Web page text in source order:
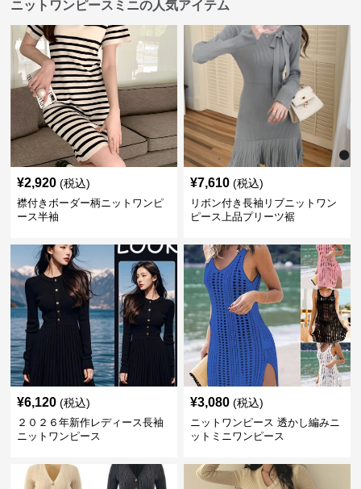
ニットワンピースミニの人気アイテム
¥2,920 (税込)
襟付きボーダー柄ニットワンピ
ース半袖
¥7,610 (税込)
リボン付き長袖リブニットワン
ピース上品プリーツ裾
¥6,120 (税込)
２０２６年新作レディース長袖
ニットワンピース
¥3,080 (税込)
ニットワンピース 透かし編みニ
ットミニワンピース